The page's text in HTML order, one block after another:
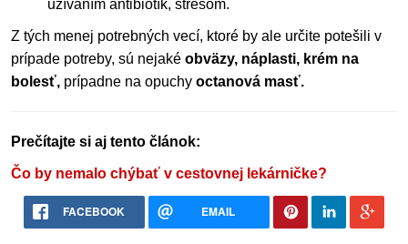
užívaním antibiotík, stresom.
Z tých menej potrebných vecí, ktoré by ale určite potešili v
prípade potreby, sú nejaké obväzy, náplasti, krém na
bolesť, prípadne na opuchy octanová masť.
Prečítajte si aj tento článok:
Čo by nemalo chýbať v cestovnej lekárničke?
FACEBOOK EMAIL